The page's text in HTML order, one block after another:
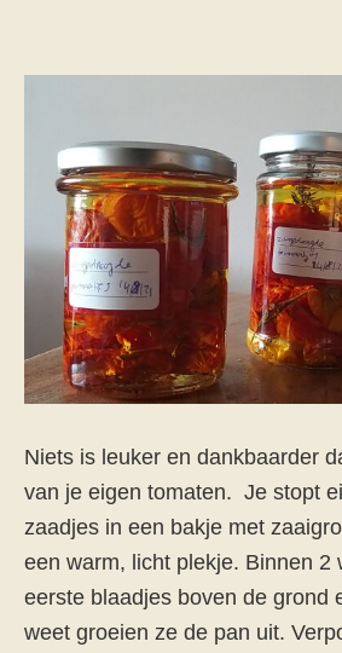
Niets is leuker en dankbaarder
van je eigen tomaten. Je stopt
zaadjes in een bakje met
een warm, licht plekje. Binnen 2
eerste blaadjes boven de grond
weet groeien ze de pan uit.